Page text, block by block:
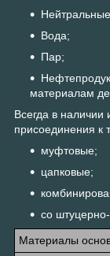
Вода;
Пар;
материалам
Всегда в
присоединения к
муфтовые;
цапковые;
со
Материалы